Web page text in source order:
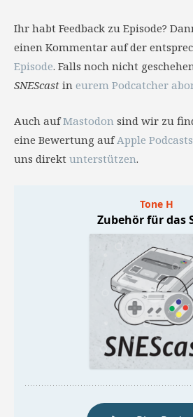
Ihr habt Feedback zu Episode?
einen Kommentar auf der
Episode. Falls noch nicht
SNEScast in eurem Podcatcher
Auch aufMastodon sind wir zu
eine Bewertung aufApple Podcasts
uns direkt unterstützen.